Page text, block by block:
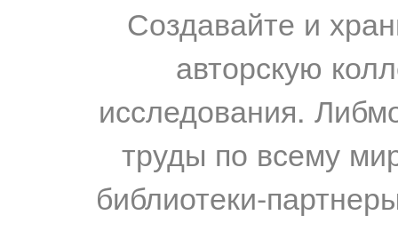
Создавайте и
авторскую
исследования.
труды по всему
библиотеки-